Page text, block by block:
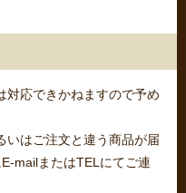
対応できかねますので予め
いはご注文と違う商品が届
mailまたはTELにてご連